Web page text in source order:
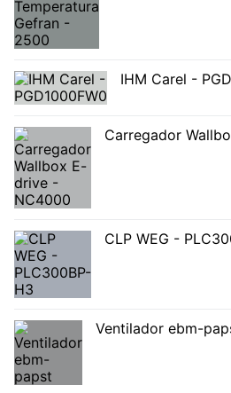
IHM Carel -
Carregador
CLP WEG -
Ventilador ebm-